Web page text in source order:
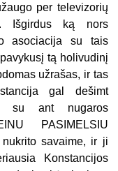
per televizorių
Išgirdus ką nors
asociacija su tais
tą holivudinį
užrašas, ir tas
gal dešimt
su ant nugaros
PASIMELSIU
nukrito savaime, ir ji
Konstancijos